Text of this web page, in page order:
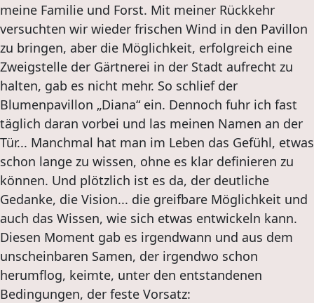
meine Familie und Forst. Mit meiner Rückkehr
versuchten wir wieder frischen Wind in den Pavillon
zu bringen, aber die Möglichkeit, erfolgreich eine
Zweigstelle der Gärtnerei in der Stadt aufrecht zu
halten, gab es nicht mehr. So schlief der
Blumenpavillon „Diana“ ein. Dennoch fuhr ich fast
täglich daran vorbei und las meinen Namen an der
Tür... Manchmal hat man im Leben das Gefühl, etwas
schon lange zu wissen, ohne es klar definieren zu
können. Und plötzlich ist es da, der deutliche
Gedanke, die Vision... die greifbare Möglichkeit und
auch das Wissen, wie sich etwas entwickeln kann.
Diesen Moment gab es irgendwann und aus dem
unscheinbaren Samen, der irgendwo schon
herumflog, keimte, unter den entstandenen
Bedingungen, der feste Vorsatz: